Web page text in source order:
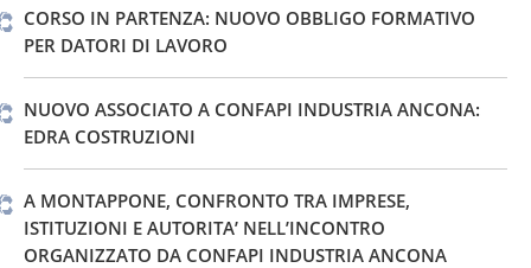
CORSO IN PARTENZA: NUOVO OBBLIGO FORMATIVO
PER DATORI DI LAVORO
NUOVO ASSOCIATO A CONFAPI INDUSTRIA ANCONA:
EDRA COSTRUZIONI
A MONTAPPONE, CONFRONTO TRA IMPRESE,
ISTITUZIONI E AUTORITA’ NELL’INCONTRO
ORGANIZZATO DA CONFAPI INDUSTRIA ANCONA